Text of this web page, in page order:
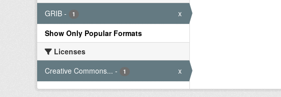
GRIB - 1
x
Show Only Popular Formats
Licenses
Creative Commons... - 1 x